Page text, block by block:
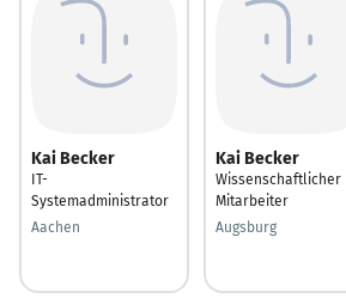
Kai Becker
IT-
Systemadministrator
Aachen
Kai Becker
Wissenschaftlicher
Mitarbeiter
Augsburg